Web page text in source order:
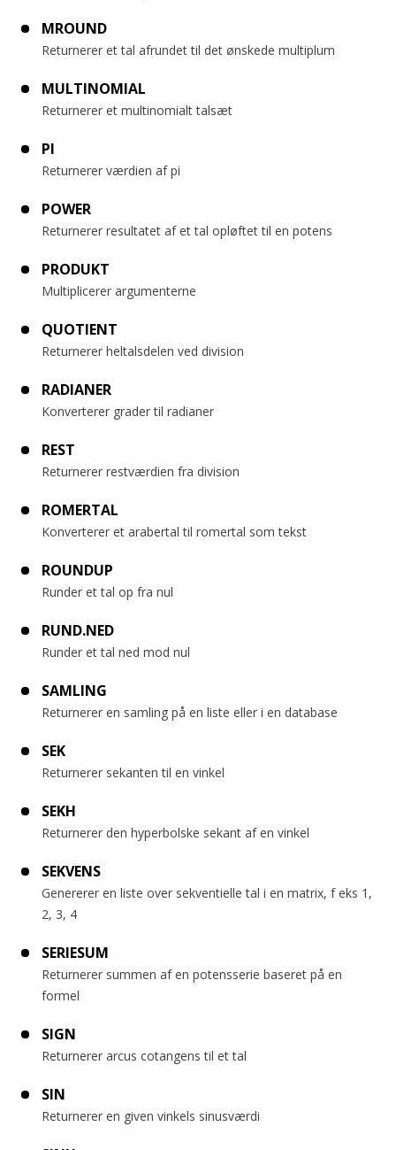
MROUND
Returnerer et tal afrundet til det ønskede multiplum
MULTINOMIAL
Returnerer et multinomialt talsæt
PI
Returnerer værdien af pi
POWER
Returnerer resultatet af et tal opløftet til en potens
PRODUKT
Multiplicerer argumenterne
QUOTIENT
Returnerer heltalsdelen ved division
RADIANER
Konverterer grader til radianer
REST
Returnerer restværdien fra division
ROMERTAL
Konverterer et arabertal til romertal som tekst
ROUNDUP
Runder et tal op fra nul
RUND.NED
Runder et tal ned mod nul
SAMLING
Returnerer en samling på en liste eller i en database
SEK
Returnerer sekanten til en vinkel
SEKH
Returnerer den hyperbolske sekant af en vinkel
SEKVENS
Genererer en liste over sekventielle tal i en matrix, f eks 1,
2, 3, 4
SERIESUM
Returnerer summen af en potensserie baseret på en
formel
SIGN
Returnerer arcus cotangens til et tal
SIN
Returnerer en given vinkels sinusværdi